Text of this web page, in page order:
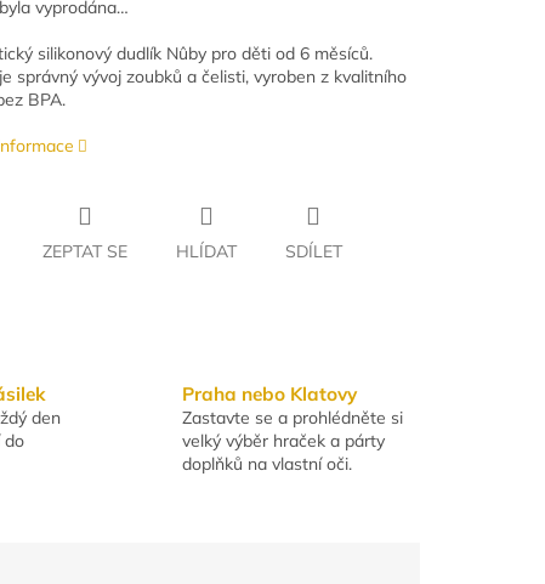
vyprodána…
silikonový dudlík Nûby pro děti od 6 měsíců.
správný vývoj zoubků a čelisti, vyroben z kvalitního
BPA.
ZEPTAT SE HLÍDAT SDÍLET
den
do
Praha nebo Klatovy
Zastavte se a prohlédněte si
velký výběr hraček a párty
doplňků na vlastní oči.